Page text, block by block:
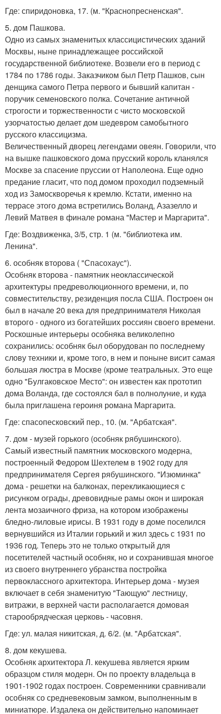
Где: спиридоновка, 17. (м. "Краснопресненская".
5. дом Пашкова.
Одно из самых знаменитых классицистических зданий
Москвы, ныне принадлежащее российской
государственной библиотеке. Возвели его в период с
1784 по 1786 годы. Заказчиком был Петр Пашков, сын
денщика самого Петра первого и бывший капитан -
поручик семеновского полка. Сочетание античной
строгости и торжественности с чисто московской
узорчатостью делает дом шедевром самобытного
русского классицизма.
Величественный дворец легендами овеян. Говорили, что
на вышке пашковского дома прусский король кланялся
Москве за спасение пруссии от Наполеона. Еще одно
предание гласит, что под домом проходил подземный
ход из Замоскворечья к кремлю. Кстати, именно на
террасе этого дома встретились Воланд, Азазелло и
Левий Матвея в финале романа "Мастер и Маргарита".
Где: Воздвиженка, 3/5, стр. 1 (м. "библиотека им.
Ленина".
6. особняк второва ( "Спасохаус").
Особняк второва - памятник неоклассической
архитектуры предреволюционного времени, и, по
совместительству, резиденция посла США. Построен он
был в начале 20 века для предпринимателя Николая
второго - одного из богатейших россиян своего времени.
Роскошные интерьеры особняка великолепно
сохранились: особняк был оборудован по последнему
слову техники и, кроме того, в нем и поныне висит самая
большая люстра в Москве (кроме театральных. Это еще
одно "Булгаковское Место": он известен как прототип
дома Воланда, где состоялся бал в полнолуние, и куда
была приглашена героиня романа Маргарита.
Где: спасопесковский пер., 10. (м. "Арбатская".
7. дом - музей горького (особняк рябушинского).
Самый известный памятник московского модерна,
построенный Федором Шехтелем в 1902 году для
предпринимателя Сергея рябушинского. "Изюминка"
дома - решетки на балконах, перекликающиеся с
рисунком ограды, древовидные рамы окон и широкая
лента мозаичного фриза, на котором изображены
бледно-лиловые ирисы. В 1931 году в доме поселился
вернувшийся из Италии горький и жил здесь с 1931 по
1936 год. Теперь это не только открытый для
посетителей частный особняк, но и сохранившая многое
из своего внутреннего убранства постройка
первоклассного архитектора. Интерьер дома - музея
включает в себя знаменитую "Тающую" лестницу,
витражи, в верхней части располагается домовая
старообрядческая церковь - часовня.
Где: ул. малая никитская, д. 6/2. (м. "Арбатская".
8. дом кекушева.
Особняк архитектора Л. кекушева является ярким
образцом стиля модерн. Он по проекту владельца в
1901-1902 годах построен. Современники сравнивали
особняк со средневековым замком, выполненным в
миниатюре. Издалека он действительно напоминает